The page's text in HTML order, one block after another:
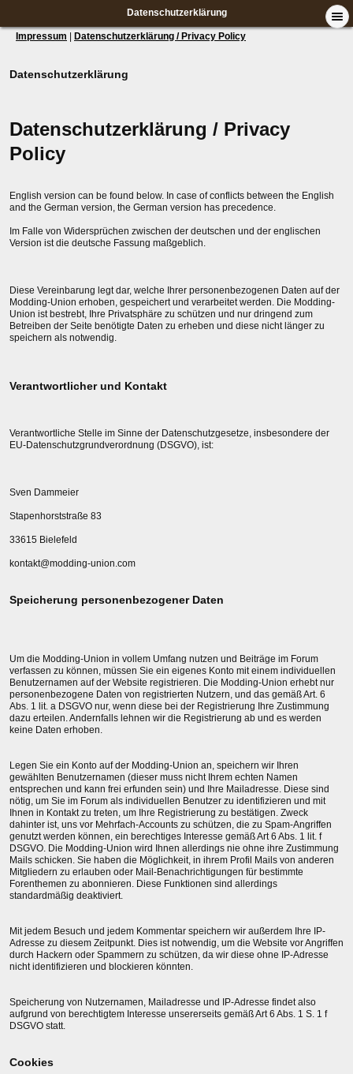
Datenschutzerklärung
Impressum Datenschutzerklärung / Privacy Policy
Datenschutzerklärung
Datenschutzerklärung / Privacy
Policy
English version can be found below. In case of conflicts between the English
and the German version, the German version has precedence.
Im Falle von Widersprüchen zwischen der deutschen und der englischen
Version ist die deutsche Fassung maßgeblich.
Diese Vereinbarung legt dar, welche Ihrer personenbezogenen Daten auf der
Modding-Union erhoben, gespeichert und verarbeitet werden. Die Modding-
Union ist bestrebt, Ihre Privatsphäre zu schützen und nur dringend zum
Betreiben der Seite benötigte Daten zu erheben und diese nicht länger zu
speichern als notwendig.
Verantwortlicher und Kontakt
Verantwortliche Stelle im Sinne der Datenschutzgesetze, insbesondere der
EU-Datenschutzgrundverordnung (DSGVO), ist:
Sven Dammeier
Stapenhorststraße 83
33615 Bielefeld
kontakt@modding-union.com
Speicherung personenbezogener Daten
Um die Modding-Union in vollem Umfang nutzen und Beiträge im Forum
verfassen zu können, müssen Sie ein eigenes Konto mit einem individuellen
Benutzernamen auf der Website registrieren. Die Modding-Union erhebt nur
personenbezogene Daten von registrierten Nutzern, und das gemäß Art. 6
Abs. 1 lit. a DSGVO nur, wenn diese bei der Registrierung Ihre Zustimmung
dazu erteilen. Andernfalls lehnen wir die Registrierung ab und es werden
keine Daten erhoben.
Legen Sie ein Konto auf der Modding-Union an, speichern wir Ihren
gewählten Benutzernamen (dieser muss nicht Ihrem echten Namen
entsprechen und kann frei erfunden sein) und Ihre Mailadresse. Diese sind
nötig, um Sie im Forum als individuellen Benutzer zu identifizieren und mit
Ihnen in Kontakt zu treten, um Ihre Registrierung zu bestätigen. Zweck
dahinter ist, uns vor Mehrfach-Accounts zu schützen, die zu Spam-Angriffen
genutzt werden können, ein berechtiges Interesse gemäß Art 6 Abs. 1 lit. f
DSGVO. Die Modding-Union wird Ihnen allerdings nie ohne ihre Zustimmung
Mails schicken. Sie haben die Möglichkeit, in ihrem Profil Mails von anderen
Mitgliedern zu erlauben oder Mail-Benachrichtigungen für bestimmte
Forenthemen zu abonnieren. Diese Funktionen sind allerdings
standardmäßig deaktiviert.
Mit jedem Besuch und jedem Kommentar speichern wir außerdem Ihre IP-
Adresse zu diesem Zeitpunkt. Dies ist notwendig, um die Website vor Angriffen
durch Hackern oder Spammern zu schützen, da wir diese ohne IP-Adresse
nicht identifizieren und blockieren könnten.
Speicherung von Nutzernamen, Mailadresse und IP-Adresse findet also
aufgrund von berechtigtem Interesse unsererseits gemäß Art 6 Abs. 1 S. 1 f
DSGVO statt.
Cookies